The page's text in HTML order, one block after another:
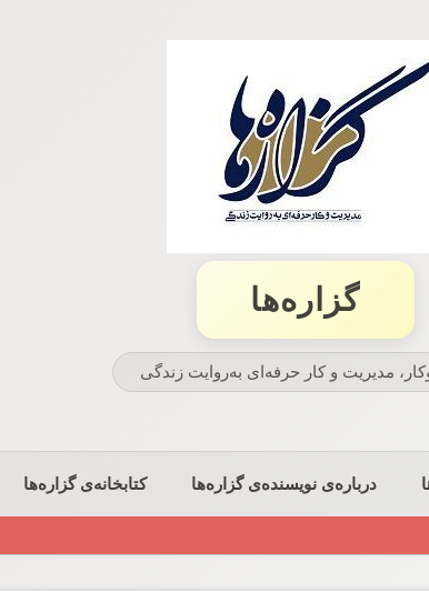
گزاره‌ها
مدیریت و كار حرفه‌ای به‌روایت زندگی
درباره‌ی نویسنده‌ی گزاره‌ها کتابخانه‌ی گزاره‌ها